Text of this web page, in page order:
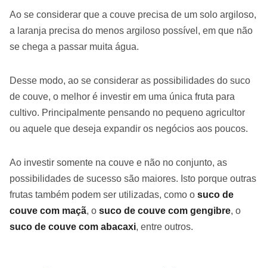
Ao se considerar que a couve precisa de um solo argiloso,
a laranja precisa do menos argiloso possível, em que não
se chega a passar muita água.
Desse modo, ao se considerar as possibilidades do suco
de couve, o melhor é investir em uma única fruta para
cultivo. Principalmente pensando no pequeno agricultor
ou aquele que deseja expandir os negócios aos poucos.
Ao investir somente na couve e não no conjunto, as
possibilidades de sucesso são maiores. Isto porque outras
frutas também podem ser utilizadas, como o suco de
couve com maçã, o suco de couve com gengibre, o
suco de couve com abacaxi, entre outros.